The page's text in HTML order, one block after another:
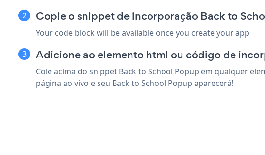
Copie o snippet de incorporação Back to
Your code block will be available once you create your app
Adicione ao elemento html ou código de
Cole acima do snippet Back to School Popup em qualquer
página ao vivo e seu Back to School Popup aparecerá!